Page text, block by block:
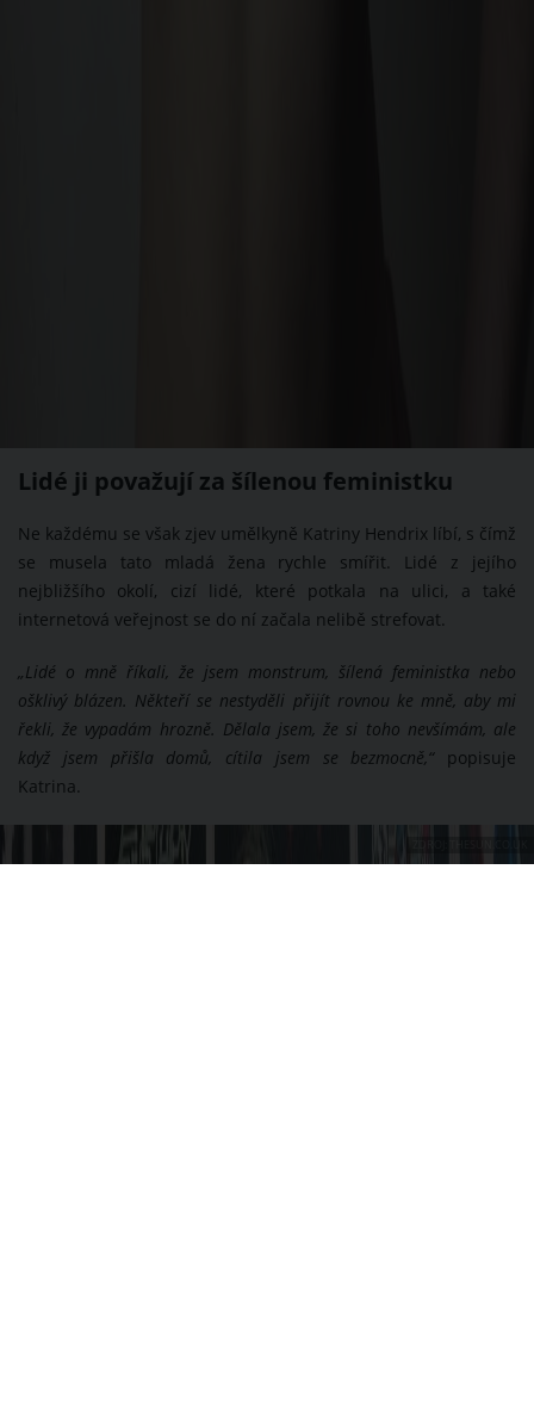
Lidé ji považují za šílenou feministku
Ne každému se však zjev umělkyně Katriny Hendrix líbí, s čímž
se musela tato mladá žena rychle smířit. Lidé z jejího
nejbližšího okolí, cizí lidé, které potkala na ulici, a také
internetová veřejnost se do ní začala nelibě strefovat.
„Lidé o mně říkali, že jsem monstrum, šílená feministka nebo
ošklivý blázen. Někteří se nestyděli přijít rovnou ke mně, aby mi
řekli, že vypadám hrozně. Dělala jsem, že si toho nevšímám, ale
když jsem přišla domů, cítila jsem se bezmocně,“popisuje
Katrina.